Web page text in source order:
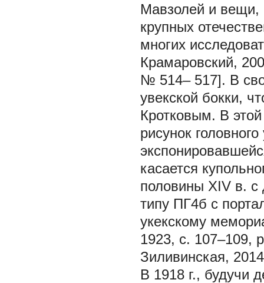
Мавзолей и вещи,
крупных
многих
Крамаровский,
№ 514– 517]. В
увекской бокки,
Кротковым. В
рисунок
касается
половины XIV в. с
типу ПГ4б с
укекскому
1923, с. 107–109,
Зиливинская,
В 1918 г., будучи